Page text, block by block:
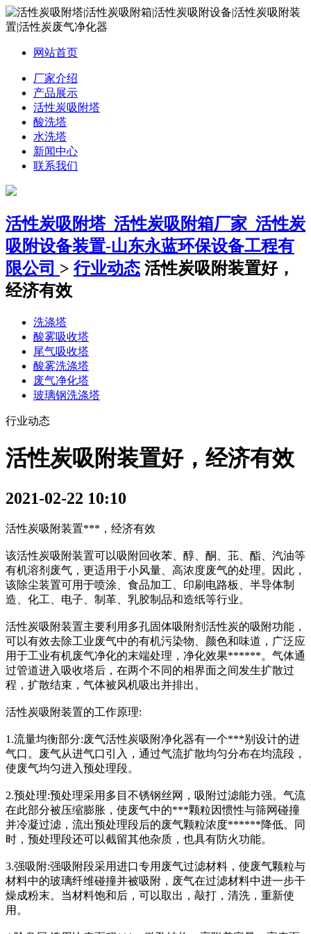
网站首页
厂家介绍
产品展示
活性炭吸附塔
酸洗塔
水洗塔
新闻中心
联系我们
活性炭吸附塔_活性炭吸附箱厂家_活性炭
吸附设备装置-山东永蓝环保设备工程有
限公司 > 行业动态 活性炭吸附装置好，
经济有效
洗涤塔
酸雾吸收塔
尾气吸收塔
酸雾洗涤塔
废气净化塔
玻璃钢洗涤塔
行业动态
活性炭吸附装置好，经济有效
2021-02-22 10:10
活性炭吸附装置***，经济有效
该活性炭吸附装置可以吸附回收苯、醇、酮、苝、酯、汽油等
有机溶剂废气，更适用于小风量、高浓度废气的处理。因此，
该除尘装置可用于喷涂、食品加工、印刷电路板、半导体制
造、化工、电子、制革、乳胶制品和造纸等行业。
活性炭吸附装置主要利用多孔固体吸附剂活性炭的吸附功能，
可以有效去除工业废气中的有机污染物、颜色和味道，广泛应
用于工业有机废气净化的末端处理，净化效果******。气体通
过管道进入吸收塔后，在两个不同的相界面之间发生扩散过
程，扩散结束，气体被风机吸出并排出。
活性炭吸附装置的工作原理:
1.流量均衡部分:废气活性炭吸附净化器有一个***别设计的进
气口。废气从进气口引入，通过气流扩散均匀分布在均流段，
使废气均匀进入预处理段。
2.预处理:预处理采用多目不锈钢丝网，吸附过滤能力强。气流
在此部分被压缩膨胀，使废气中的***颗粒因惯性与筛网碰撞
并冷凝过滤，流出预处理段后的废气颗粒浓度******降低。同
时，预处理段还可以截留其他杂质，也具有防火功能。
3.强吸附:强吸附段采用进口专用废气过滤材料，使废气颗粒与
材料中的玻璃纤维碰撞并被吸附，废气在过滤材料中进一步干
燥成粉末。当材料饱和后，可以取出，敲打，清洗，重新使
用。